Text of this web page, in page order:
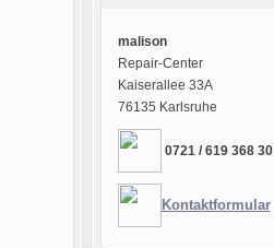
malison
Repair-Center
Kaiserallee 33A
76135 Karlsruhe
0721 / 619 368 30
Kontaktformular